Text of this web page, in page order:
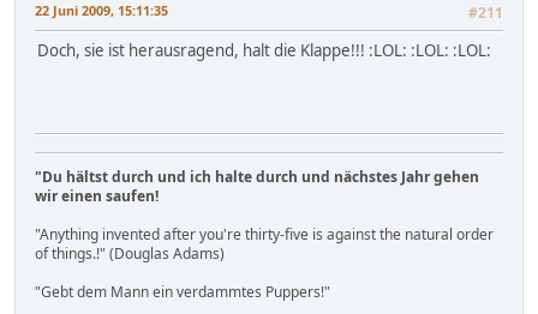
22 Juni 2009, 15:11:35 #211
Doch, sie ist herausragend, halt die Klappe!!! :LOL: :LOL: :LOL:
"Du hältst durch und ich halte durch und nächstes Jahr gehen
wir einen saufen!
"Anything invented after you're thirty-five is against the natural order
of things.!" (Douglas Adams)
"Gebt dem Mann ein verdammtes Puppers!"